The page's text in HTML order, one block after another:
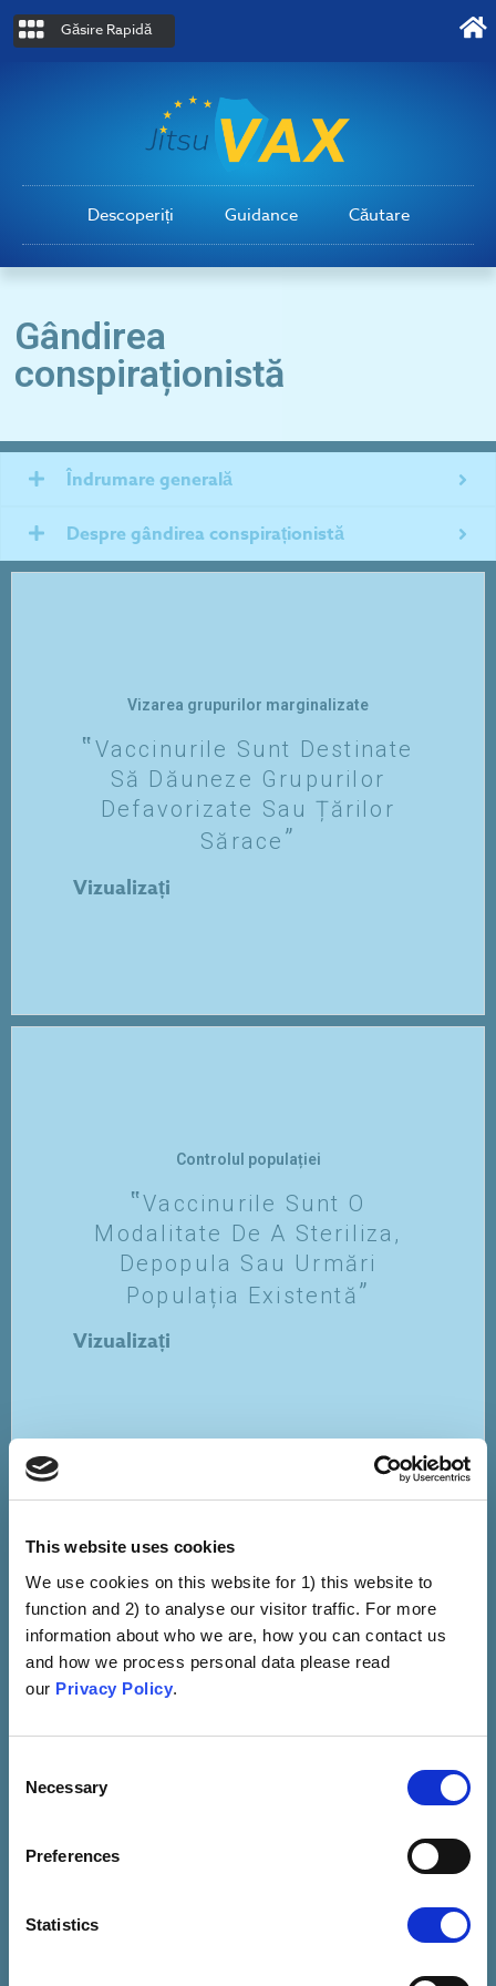
This website uses cookies
We use cookies on this website for 1) this website to
function and 2) to analyse our visitor traffic. For more
information about who we are, how you can contact us
and how we process personal data please read
our Privacy Policy.
Selection
Necessary
Preferences
Statistics
Găsire Rapidă
Descoperiți Guidance Căutare
Gândirea
conspiraționistă
Îndrumare generală
Despre gândirea conspiraționistă
Vizarea grupurilor marginalizate
Vaccinurile Sunt Destinate
Să Dăuneze Grupurilor
Defavorizate Sau Țărilor
Sărace
Vizualizați
Controlul populației
Vaccinurile Sunt O
Modalitate De A Steriliza,
Depopula Sau Urmări
Populația Existentă
Vizualizați
Amenințare inventată
Bolile Care Pot Fi Prevenite
Prin Vaccinare Sunt